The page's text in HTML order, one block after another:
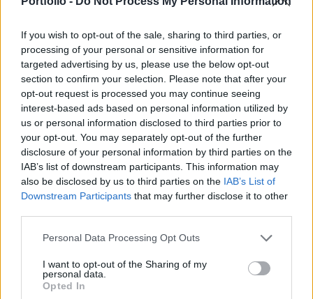
If you wish to opt-out of the sale, sharing to third parties, or
processing of your personal or sensitive information for
targeted advertising by us, please use the below opt-out
section to confirm your selection. Please note that after your
opt-out request is processed you may continue seeing
interest-based ads based on personal information utilized by
us or personal information disclosed to third parties prior to
your opt-out. You may separately opt-out of the further
disclosure of your personal information by third parties on the
IAB’s list of downstream participants. This information may
also be disclosed by us to third parties on the IAB’s List of
Downstream Participants that may further disclose it to other
Personal Data Processing Opt Outs
I want to opt-out of the Sharing of my
personal data.
Opted In
éves díjfizetés lehetőségét is vizsgálja - írta meg a
veol.hu.
A június végén indított hivatalos felmérés nemcsak az
általános elégedettséget méri, hanem konkrét területek, így
a Wesselényi, a káptalanfüredi és a budatavai strand
környéke, a Városház tér, a Baross Gábor út, valamint a
belvárosi és lakóövezeti utcák parkolási helyzetére is
rákérdez. A válaszadók külön értékelhetik a főszezoni és a
szezonon kívüli időszakot...
KEDVES OLVASÓNK!
tartozik, melynek olvasása előfizetéses
regisztrációhoz kötött.